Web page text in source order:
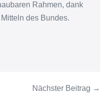
Rahmen, dank
des Bundes.
Nächster Beitrag →